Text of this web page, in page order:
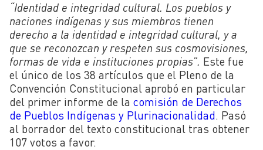
“Identidad e integridad cultural. Los pueblos y
naciones indígenas y sus miembros tienen
derecho a la identidad e integridad cultural, y a
que se reconozcan y respeten sus cosmovisiones,
formas de vida e instituciones propias”. Este fue
el único de los 38 artículos que el Pleno de la
Convención Constitucional aprobó en particular
del primer informe de la comisión de Derechos
de Pueblos Indígenas y Plurinacionalidad. Pasó
al borrador del texto constitucional tras obtener
107 votos a favor.